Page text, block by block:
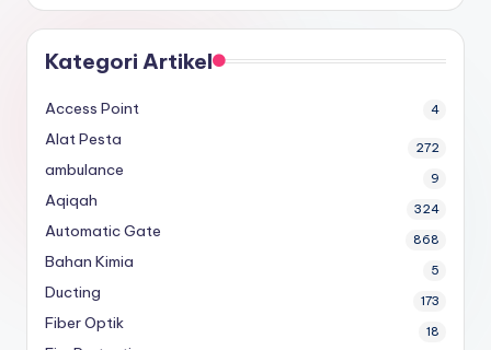
Kategori Artikel
Access Point 4
Alat Pesta 272
ambulance 9
Aqiqah 324
Automatic Gate 868
Bahan Kimia 5
Ducting 173
Fiber Optik 18